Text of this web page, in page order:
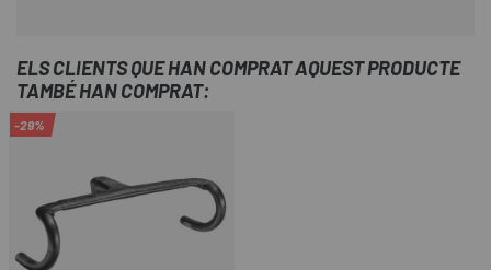
ELS CLIENTS QUE HAN COMPRAT AQUEST PRODUCTE
TAMBÉ HAN COMPRAT:
-29%